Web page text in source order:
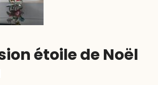
étoile de Noël